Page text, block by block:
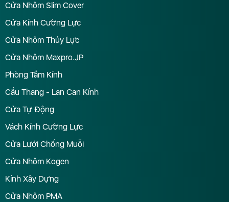
Cửa Nhôm Slim Cover
Cửa Kính Cường Lực
Cửa Nhôm Thủy Lực
Cửa Nhôm Maxpro.JP
Phòng Tắm Kính
Cầu Thang - Lan Can Kính
Cửa Tự Động
Vách Kính Cường Lực
Cửa Lưới Chống Muỗi
Cửa Nhôm Kogen
Kính Xây Dựng
Cửa Nhôm PMA